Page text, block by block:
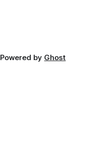
Powered by Ghost